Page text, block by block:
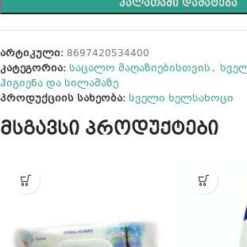
ᲙᲐᲚᲐᲗᲐᲨᲘ ᲓᲐᲛᲐᲢᲔᲑᲐ
არტიკული: 8697420534400
კატეგორია: საცალო მაღაზიებისთვის ,
ჰიგიენა და სილამაზე
პროდუქციის სახეობა: სველი ხელსახოცი
მსგავსი პროდუქტები